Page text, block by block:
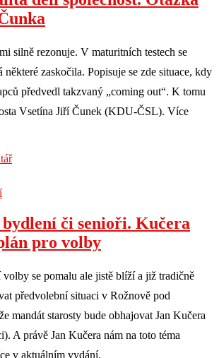
silně rezonuje. V maturitních testech se
některé zaskočila. Popisuje se zde situace, kdy
předvedl takzvaný „coming out“. K tomu
Vsetína Jiří Čunek (KDU-ČSL). Více
či senioři. Kučera
pro volby
se pomalu ale jistě blíží a již tradičně
předvolební situaci v Rožnově pod
mandát starosty bude obhajovat Jan Kučera
A právě Jan Kučera nám na toto téma
v aktuálním vydání.